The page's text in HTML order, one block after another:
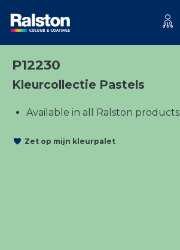
P12230
Kleurcollectie Pastels
Available in all Ralston products
Zet op mijn kleurpalet